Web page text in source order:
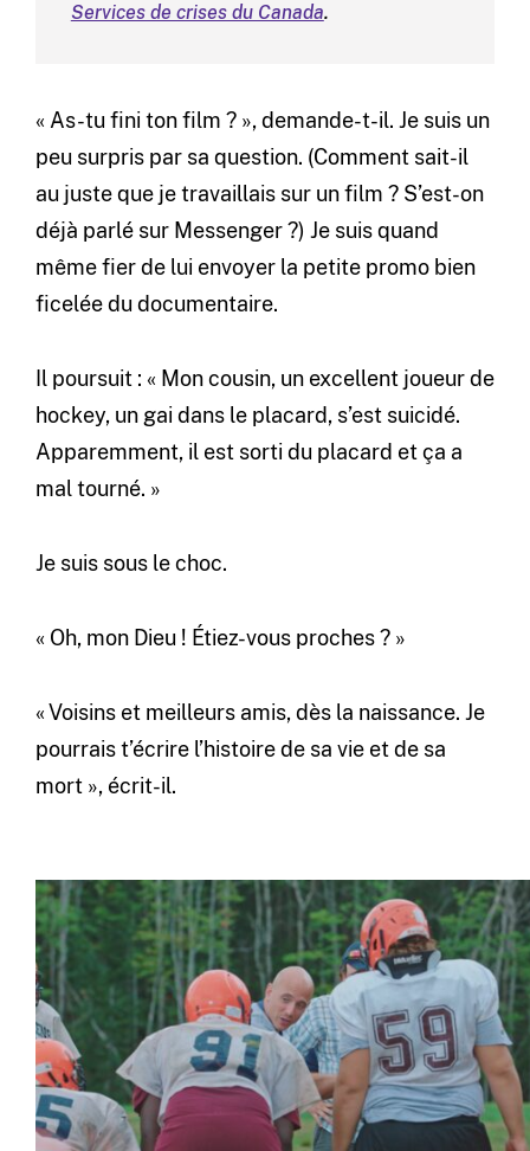
Services de crises du Canada.
« As-tu fini ton film ? », demande-t-il. Je suis un
peu surpris par sa question. (Comment sait-il
au juste que je travaillais sur un film ? S’est-on
déjà parlé sur Messenger ?) Je suis quand
même fier de lui envoyer la petite promo bien
ficelée du documentaire.
Il poursuit : « Mon cousin, un excellent joueur de
hockey, un gai dans le placard, s’est suicidé.
Apparemment, il est sorti du placard et ça a
mal tourné. »
Je suis sous le choc.
« Oh, mon Dieu ! Étiez-vous proches ? »
« Voisins et meilleurs amis, dès la naissance. Je
pourrais t’écrire l’histoire de sa vie et de sa
mort », écrit-il.